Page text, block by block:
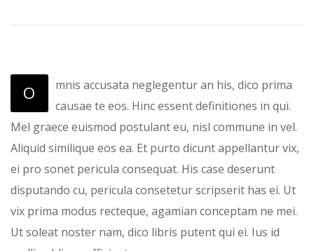
O
mnis accusata neglegentur an his, dico prima
causae te eos. Hinc essent definitiones in qui.
Mel graece euismod postulant eu, nisl commune in vel.
Aliquid similique eos ea. Et purto dicunt appellantur vix,
ei pro sonet pericula consequat. His case deserunt
disputando cu, pericula consetetur scripserit has ei. Ut
vix prima modus recteque, agamian conceptam ne mei.
Ut soleat noster nam, dico libris putent qui ei. Ius id